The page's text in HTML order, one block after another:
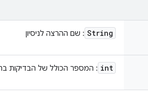
String : שם ההרצה לניסיון
int : המספר הכולל של הבדיקות